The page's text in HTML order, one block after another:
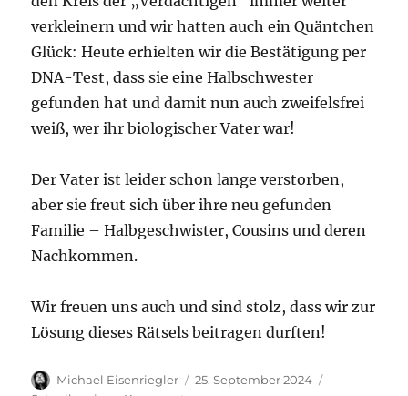
verkleinern und wir hatten auch ein Quäntchen
Glück: Heute erhielten wir die Bestätigung per
DNA-Test, dass sie eine Halbschwester
gefunden hat und damit nun auch zweifelsfrei
weiß, wer ihr biologischer Vater war!
Der Vater ist leider schon lange verstorben,
aber sie freut sich über ihre neu gefunden
Familie – Halbgeschwister, Cousins und deren
Nachkommen.
Wir freuen uns auch und sind stolz, dass wir zur
Lösung dieses Rätsels beitragen durften!
Autor
Michael Eisenriegler
Veröffentlicht
25. September 2024